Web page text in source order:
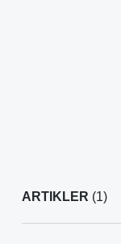
ARTIKLER (1)